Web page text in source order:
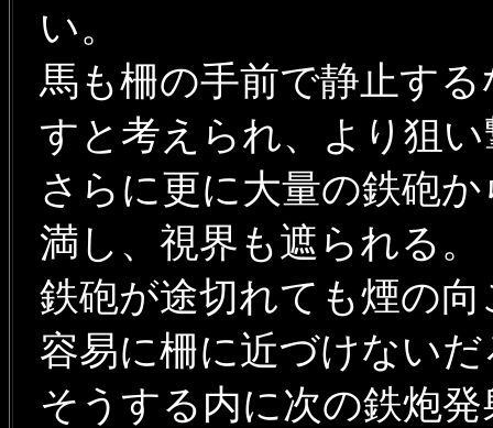
い。
馬も柵の手前で静止す
すと考えられ、より狙
さらに更に大量の鉄砲
満し、視界も遮られる
鉄砲が途切れても煙の
容易に柵に近づけない
そうする内に次の鉄炮